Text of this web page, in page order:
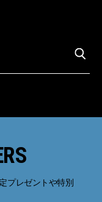
プレゼントや特別